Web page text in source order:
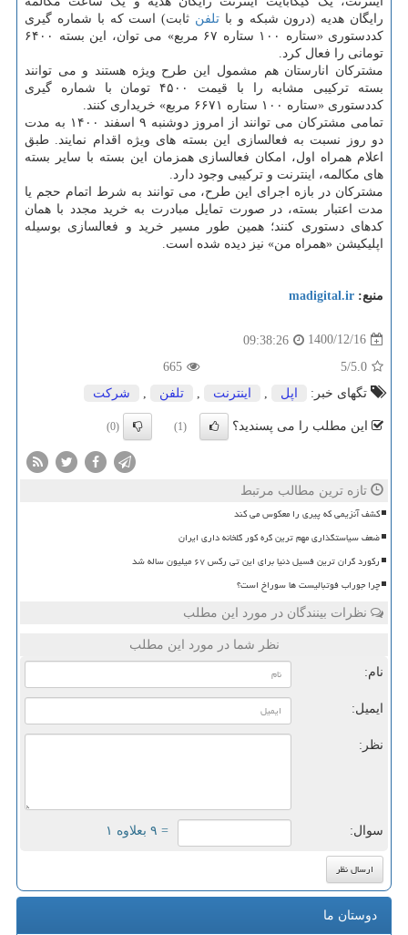
رایگان هدیه (درون شبکه و با تلفن ثابت) است که با شماره گیری
کددستوری «ستاره ۱۰۰ ستاره ۶۷ مربع» می توان، این بسته ۶۴۰۰
تومانی را فعال کرد.
مشترکان انارستان هم مشمول این طرح ویژه هستند و می توانند
بسته ترکیبی مشابه را با قیمت ۴۵۰۰ تومان با شماره گیری
کددستوری «ستاره ۱۰۰ ستاره ۶۶۷۱ مربع» خریداری کنند.
تمامی مشترکان می توانند از امروز دوشنبه ۹ اسفند ۱۴۰۰ به مدت
دو روز نسبت به فعالسازی این بسته های ویژه اقدام نمایند. طبق
اعلام همراه اول، امکان فعالسازی همزمان این بسته با سایر بسته
های مکالمه، اینترنت و ترکیبی وجود دارد.
مشترکان در بازه اجرای این طرح، می توانند به شرط اتمام حجم یا
مدت اعتبار بسته، در صورت تمایل مبادرت به خرید مجدد با همان
کدهای دستوری کنند؛ همین طور مسیر خرید و فعالسازی بوسیله
اپلیکیشن «همراه من» نیز دیده شده است.
منبع: madigital.ir
1400/12/16
09:38:26
5.0
/5
665
تگهای خبر:
اپل اینترنت تلفن شركت
این مطلب را می پسندید؟ (1)
(0)
تازه ترین مطالب مرتبط
کشف آنزیمی که پیری را معکوس می کند
ضعف سیاستگذاری مهم ترین گره کور گلخانه داری ایران
رکورد گران ترین فسیل دنیا برای این تی رکس ۶۷ میلیون ساله شد
چرا جوراب فوتبالیست ها سوراخ است؟
نظرات بینندگان در مورد این مطلب
نظر شما در مورد این مطلب
نام:
ایمیل:
نظر:
سوال: = ۹ بعلاوه ۱
دوستان ما